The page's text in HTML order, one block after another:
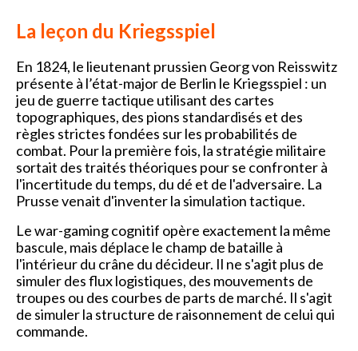
La leçon du Kriegsspiel
En 1824, le lieutenant prussien Georg von Reisswitz
présente à l’état-major de Berlin le Kriegsspiel : un
jeu de guerre tactique utilisant des cartes
topographiques, des pions standardisés et des
règles strictes fondées sur les probabilités de
combat. Pour la première fois, la stratégie militaire
sortait des traités théoriques pour se confronter à
l'incertitude du temps, du dé et de l'adversaire. La
Prusse venait d'inventer la simulation tactique.
Le war-gaming cognitif opère exactement la même
bascule, mais déplace le champ de bataille à
l'intérieur du crâne du décideur. Il ne s'agit plus de
simuler des flux logistiques, des mouvements de
troupes ou des courbes de parts de marché. Il s'agit
de simuler la structure de raisonnement de celui qui
commande.